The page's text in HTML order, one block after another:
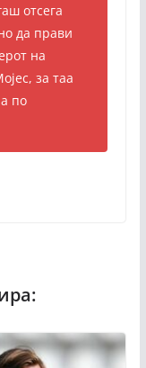
отсега
да прави
на
за таа
по